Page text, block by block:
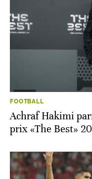
FOOTBALL
Achraf Hakimi
prix «The Best»